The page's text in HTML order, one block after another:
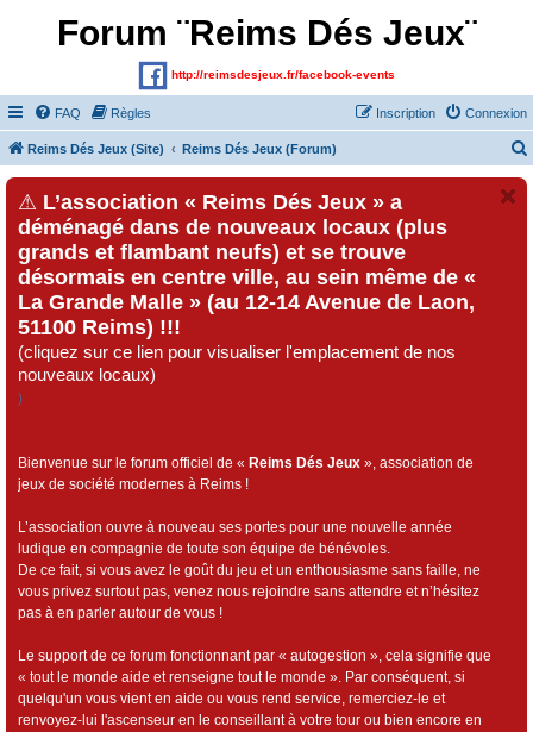
Forum ¨Reims Dés Jeux¨
http://reimsdesjeux.fr/facebook-events
FAQ Règles Connexion
Inscription
Reims Dés Jeux (Site) Reims Dés Jeux (Forum)
⚠ L’association « Reims Dés Jeux » a
déménagé dans de nouveaux locaux (plus
grands et flambant neufs) et se trouve
désormais en centre ville, au sein même de «
La Grande Malle » (au 12-14 Avenue de Laon,
51100 Reims) !!!
(cliquez sur ce lien pour visualiser l'emplacement de nos
nouveaux locaux)
)
Bienvenue sur le forum officiel de « Reims Dés Jeux », association de
jeux de société modernes à Reims !
L’association ouvre à nouveau ses portes pour une nouvelle année
ludique en compagnie de toute son équipe de bénévoles.
De ce fait, si vous avez le goût du jeu et un enthousiasme sans faille, ne
vous privez surtout pas, venez nous rejoindre sans attendre et n’hésitez
pas à en parler autour de vous !
Le support de ce forum fonctionnant par « autogestion », cela signifie que
« tout le monde aide et renseigne tout le monde ». Par conséquent, si
quelqu'un vous vient en aide ou vous rend service, remerciez-le et
renvoyez-lui l'ascenseur en le conseillant à votre tour ou bien encore en